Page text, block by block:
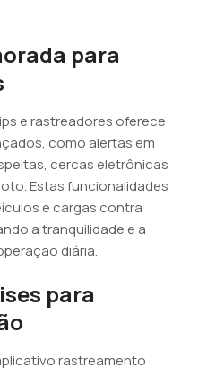
para
e rastreadores oferece
como alertas em
cercas eletrônicas
Estas funcionalidades
e cargas contra
a tranquilidade e a
diária.
para
rastreamento